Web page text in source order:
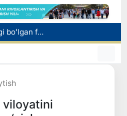
I va II guruh nogironligi boʻlgan fuqarolarga pensiya proaktiv tarzda tayinlanadi
Bozorga chiqariladigan barcha mahsulotlar xavfsiz boʻlishi shart
viloyatini